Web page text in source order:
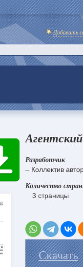
Добавить
Разработчик
– Коллектив
Количество
3 страницы
Скачать